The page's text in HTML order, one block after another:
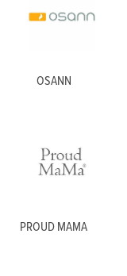
OSANN
PROUD MAMA